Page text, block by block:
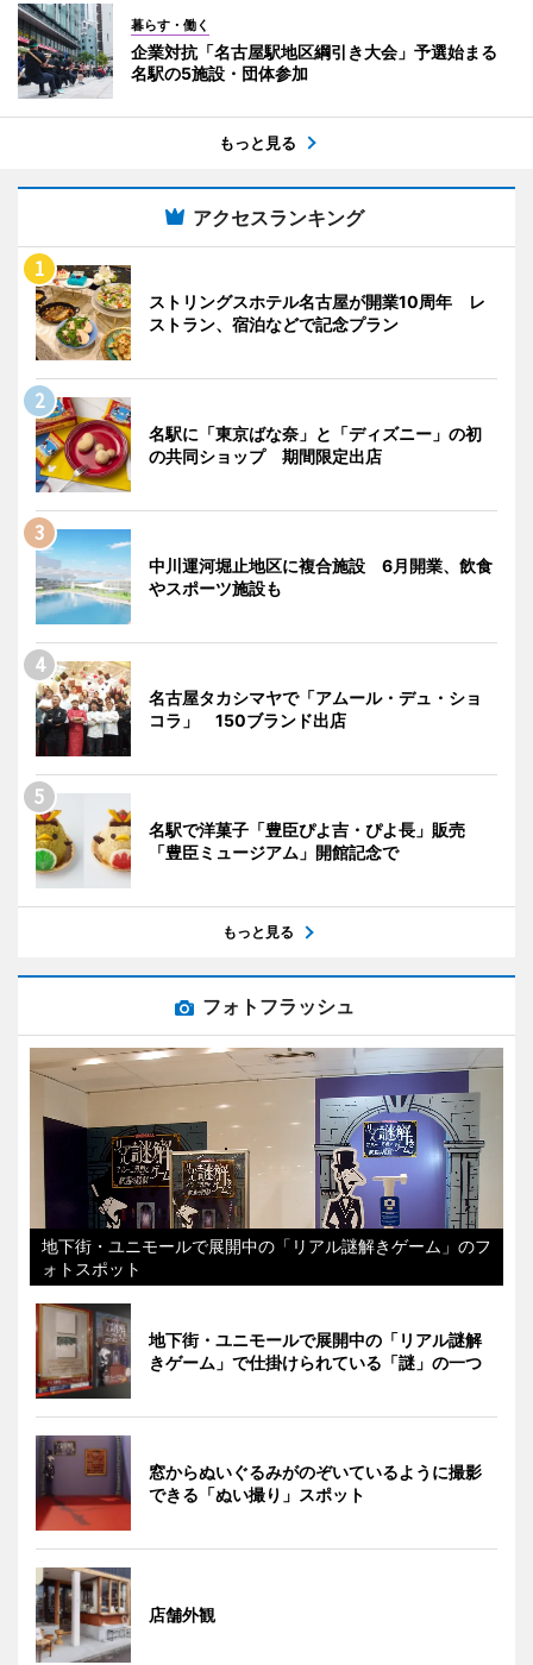
暮らす・働く
企業対抗「名古屋駅地区綱引き大会」予選始まる
名駅の5施設・団体参加
もっと見る
アクセスランキング
ストリングスホテル名古屋が開業10周年 レ
ストラン、宿泊などで記念プラン
名駅に「東京ばな奈」と「ディズニー」の初
の共同ショップ 期間限定出店
中川運河堀止地区に複合施設 6月開業、飲食
やスポーツ施設も
名古屋タカシマヤで「アムール・デュ・ショ
コラ」 150ブランド出店
名駅で洋菓子「豊臣ぴよ吉・ぴよ長」販売
「豊臣ミュージアム」開館記念で
もっと見る
フォトフラッシュ
地下街・ユニモールで展開中の「リアル謎解きゲーム」のフ
ォトスポット
地下街・ユニモールで展開中の「リアル謎解
きゲーム」で仕掛けられている「謎」の一つ
窓からぬいぐるみがのぞいているように撮影
できる「ぬい撮り」スポット
店舗外観